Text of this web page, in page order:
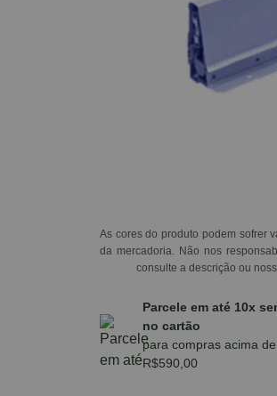
As cores do produto podem sofrer
da mercadoria. Não nos
consulte a descrição ou
Parcele em até 10x
no cartão
para compras acima de
R$590,00